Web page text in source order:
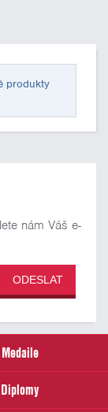
produkty
nám Váš e-
ODESLAT
Medaile
Diplomy